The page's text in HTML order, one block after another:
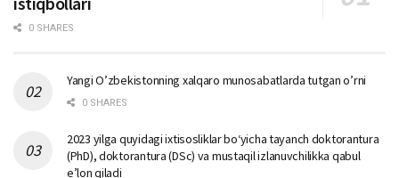
0 SHARES
Yangi O’zbekistonning xalqaro munosabatlarda tutgan o’rni
0 SHARES
2023 yilga quyidagi ixtisosliklar bо‘yicha tayanch doktorantura
(PhD), doktorantura (DSc) va mustaqil izlanuvchilikka qabul
e’lon qiladi